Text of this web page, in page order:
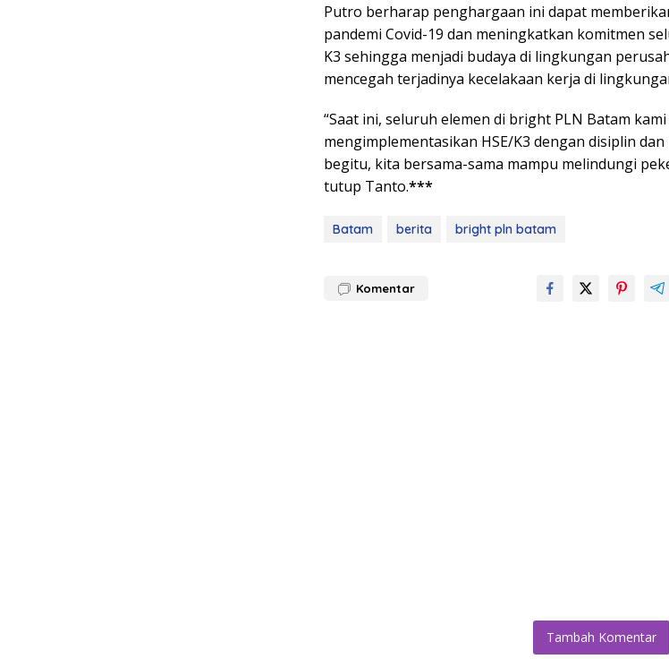
Putro berharap penghargaan ini dapat
pandemi Covid-19 dan meningkatkan komitmen
K3 sehingga menjadi budaya di lingkungan
mencegah terjadinya kecelakaan kerja di
“Saat ini, seluruh elemen di bright PLN Batam
mengimplementasikan HSE/K3 dengan disiplin
begitu, kita bersama-sama mampu melindungi
tutup Tanto.***
Batam berita bright pln batam
Komentar
Tambah Komentar